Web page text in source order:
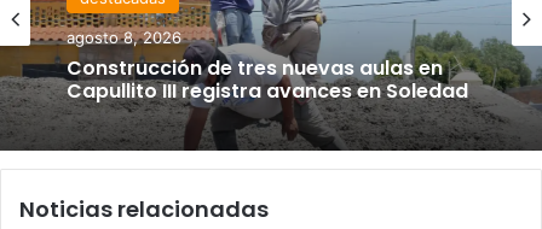
agosto 8, 2026
Construcción de tres nuevas aulas en
Capullito III registra avances en Soledad
Noticias relacionadas